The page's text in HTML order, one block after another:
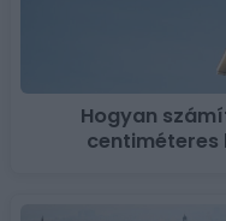
Hogyan